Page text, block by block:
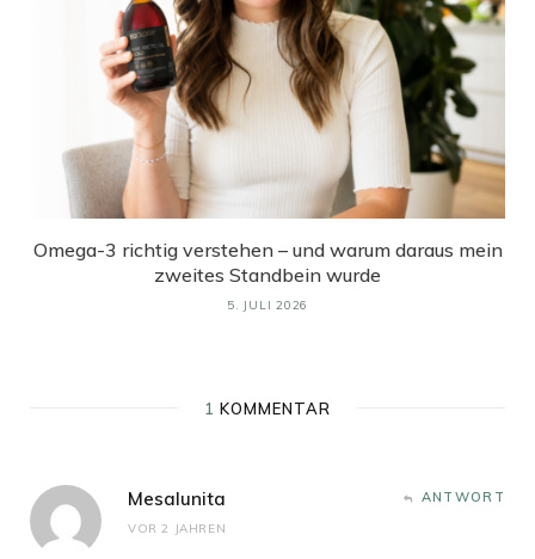
Omega-3 richtig verstehen – und warum daraus mein
zweites Standbein wurde
5. JULI 2026
1 KOMMENTAR
Mesalunita
VOR 2 JAHREN
ANTWORT